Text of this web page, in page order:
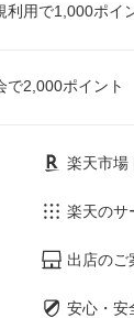
利用で1,000ポイ
で2,000ポイント
楽天市場
楽天のサ
出店のご
安心・安